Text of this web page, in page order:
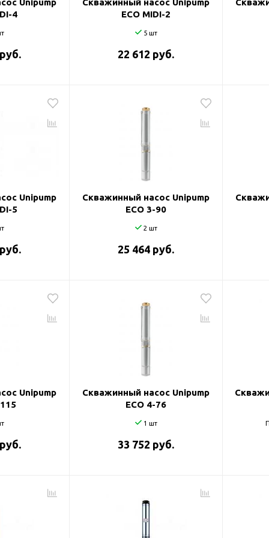
Unipump
4
Скважинный насос Unipump
ECO MIDI-2
5 шт
22 612 руб.
Unipump
5
Скважинный насос Unipump
ECO 3-90
2 шт
25 464 руб.
Unipump
Скважинный насос Unipump
ECO 4-76
1 шт
33 752 руб.